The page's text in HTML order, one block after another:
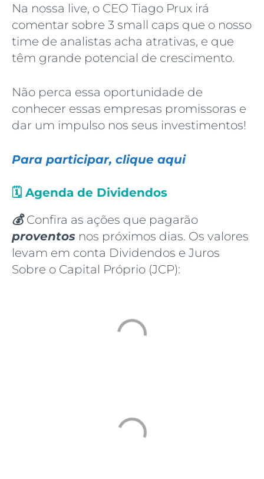
Na nossa live, o CEO Tiago Prux irá
comentar sobre 3 small caps que o nosso
time de analistas acha atrativas, e que
têm grande potencial de crescimento.
Não perca essa oportunidade de
conhecer essas empresas promissoras e
dar um impulso nos seus investimentos!
Para participar, clique aqui
🗓️ Agenda de Dividendos
💰Confira as ações que pagarão
proventos nos próximos dias. Os valores
levam em conta Dividendos e Juros
Sobre o Capital Próprio (JCP):